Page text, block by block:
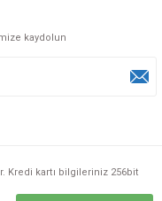
kaydolun
Kredi kartı bilgileriniz 256bit